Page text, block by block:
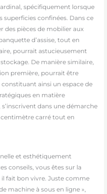
spécifiquement lorsque
superficies confinées. Dans ce
des pièces de mobilier aux
d’assise, tout en
pourrait astucieusement
De manière similaire,
première, pourrait être
ainsi un espace de
en matière
dans une démarche
carré tout en
et esthétiquement
conseils, vous êtes sur la
fait bon vivre. Juste comme
machine à sous en ligne »,